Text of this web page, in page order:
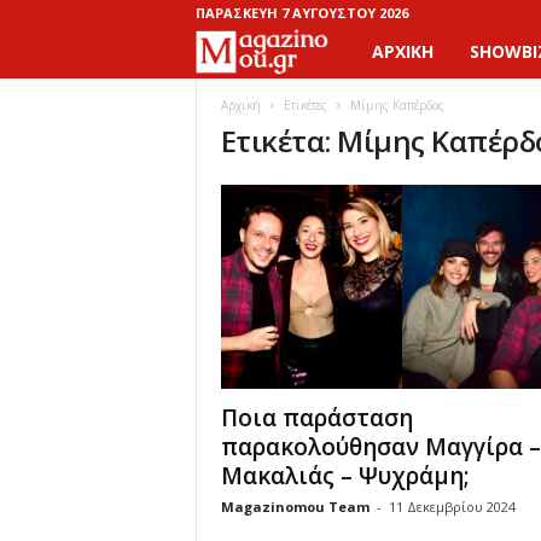
ΠΑΡΑΣΚΕΥΉ 7 ΑΥΓΟΎΣΤΟΥ 2026
a
g
a
z
o
M
ΑΡΧΙΚΉ
Αρχική Ετικέτες Μίμης Καπέρδος
Ετικέτα: Μίμης
Ποια παράσταση
παρακολούθησαν Μαγγίρα –
Μακαλιάς – Ψυχράμη;
Magazinomou Team - 11 Δεκεμβρίου 2024